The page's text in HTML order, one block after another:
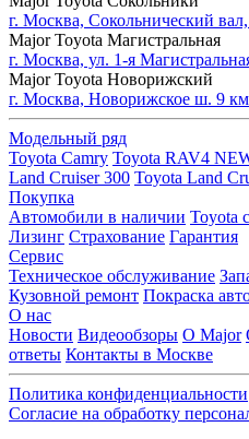
г. Москва, Сокольнический
Major Toyota Магистральная
г. Москва, ул. 1-я
Major Toyota Новорижский
г. Москва, Новорижское ш. 9
Модельный ряд
Toyota Camry Toyota RAV4
Land Cruiser 300 Toyota Land
Покупка
Автомобили в наличии Toyota
Лизинг Страхование Гарантия
Сервис
Техническое обслуживание
Кузовной ремонт Покраска
О нас
Новости Видеообзоры О Major
ответы Контакты в Москве
Политика конфиденциальности
Согласие на обработку